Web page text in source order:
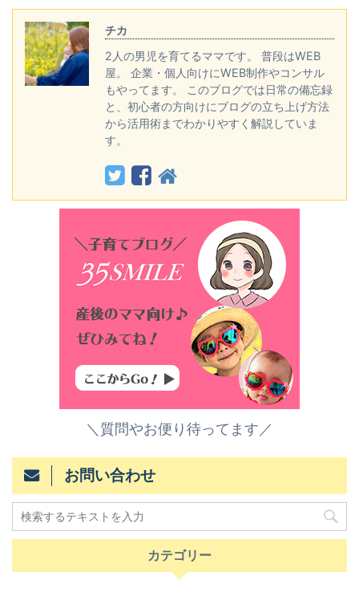
チカ
2人の男児を育てるママです。 普段はWEB
屋。 企業・個人向けにWEB制作やコンサル
もやってます。 このブログでは日常の備忘録
と、初心者の方向けにブログの立ち上げ方法
から活用術までわかりやすく解説していま
す。
＼質問やお便り待ってます／
お問い合わせ
カテゴリー